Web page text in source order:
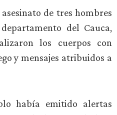
de tres hombres
del Cauca,
los cuerpos con
y mensajes atribuidos a
había emitido alertas